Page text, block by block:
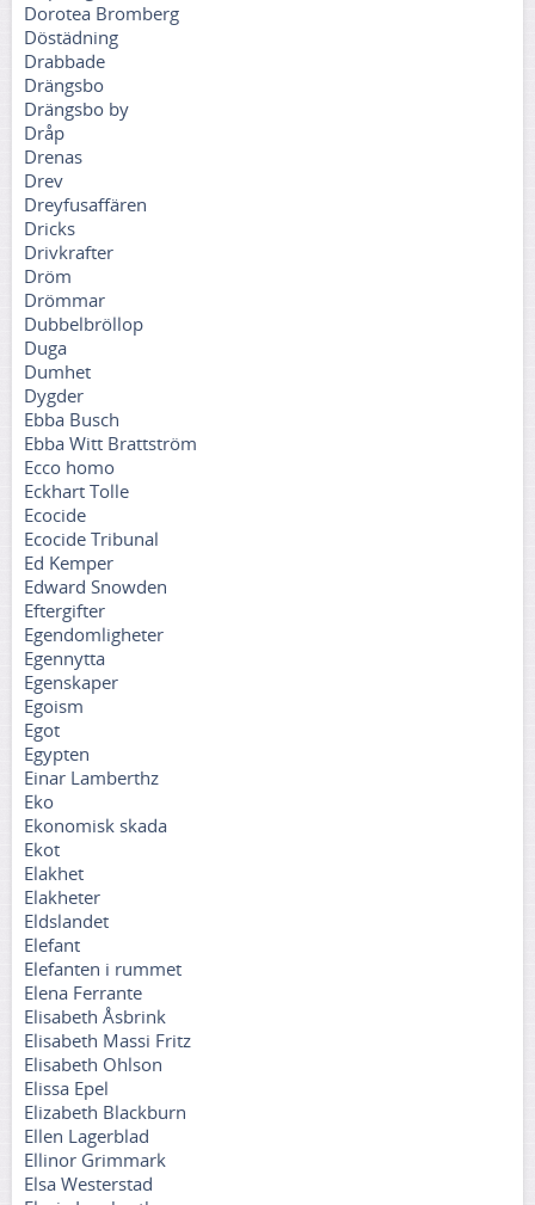
Dorotea Bromberg
Döstädning
Drabbade
Drängsbo
Drängsbo by
Dråp
Drenas
Drev
Dreyfusaffären
Dricks
Drivkrafter
Dröm
Drömmar
Dubbelbröllop
Duga
Dumhet
Dygder
Ebba Busch
Ebba Witt Brattström
Ecco homo
Eckhart Tolle
Ecocide
Ecocide Tribunal
Ed Kemper
Edward Snowden
Eftergifter
Egendomligheter
Egennytta
Egenskaper
Egoism
Egot
Egypten
Einar Lamberthz
Eko
Ekonomisk skada
Ekot
Elakhet
Elakheter
Eldslandet
Elefant
Elefanten i rummet
Elena Ferrante
Elisabeth Åsbrink
Elisabeth Massi Fritz
Elisabeth Ohlson
Elissa Epel
Elizabeth Blackburn
Ellen Lagerblad
Ellinor Grimmark
Elsa Westerstad